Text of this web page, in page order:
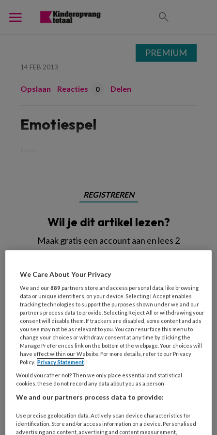
14 FEB 2013
Opslaan Reacties 0 Delen
Emotiespel
REGISTREREN
Wil je dit artikel lezen?
Maak gratis een account aan en lees 2
artikelen gratis per maand
Al een account of abonnement?
Wat
is
je
e-
mailadres?
* *
Kies
je
wachtwoord*
Kies
je
Bij
PREMIUM
We Care About Your Privacy
We and our889 partners store and access personal data, like browsing
data or unique identifiers, on your device. Selecting I Accept enables
tracking technologies to support the purposes shown under we and our
partners process data to provide. Selecting Reject All or withdrawing your
consent will disable them. If trackers are disabled, some content and ads
you see may not be as relevant to you. You can resurface this menu to
change your choices or withdraw consent at any time by clicking the
Manage Preferences link on the bottom of the webpage. Your choices will
have effect within our Website. For more details, refer to our Privacy
Policy. Privacy Statement
Would you rather not? Then we only place essential and statistical
cookies, these do not record any data about you as a person
We and our partners process data to provide:
Use precise geolocation data. Actively scan device characteristics for
identification. Store and/or access information on a device. Personalised
advertising and content, advertising and content measurement,